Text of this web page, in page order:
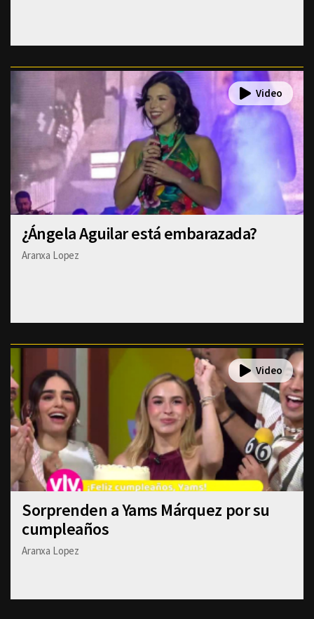
¿Ángela Aguilar está embarazada?
Aranxa Lopez
Sorprenden a Yams Márquez por su
cumpleaños
Aranxa Lopez